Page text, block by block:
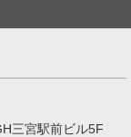
三宮駅前ビル5F